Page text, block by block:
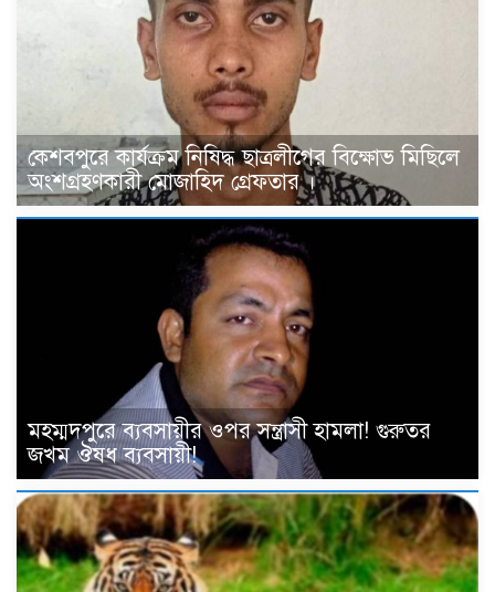
কেশবপুরে কার্যক্রম নিষিদ্ধ ছাত্রলীগের বিক্ষোভ মিছিলে
অংশগ্রহণকারী মোজাহিদ গ্রেফতার ।
মহম্মদপুরে ব্যবসায়ীর ওপর সন্ত্রাসী হামলা! গুরুতর
জখম ঔষধ ব্যবসায়ী!